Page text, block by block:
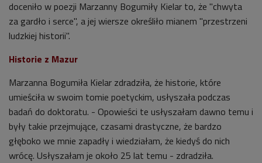
doceniło w poezji Marzanny Bogumiły Kielar to, że "chwyta
za gardło i serce", a jej wiersze określiło mianem "przestrzeni
ludzkiej historii".
Historie z Mazur
Marzanna Bogumiła Kielar zdradziła, że historie, które
umieściła w swoim tomie poetyckim, usłyszała podczas
badań do doktoratu. - Opowieści te usłyszałam dawno temu i
były takie przejmujące, czasami drastyczne, że bardzo
głęboko we mnie zapadły i wiedziałam, że kiedyś do nich
wrócę. Usłyszałam je około 25 lat temu - zdradziła.